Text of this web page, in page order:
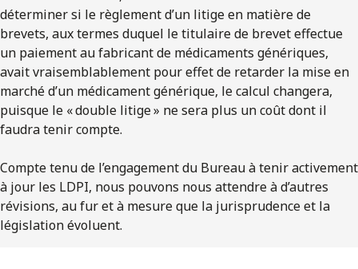
déterminer si le règlement d’un litige en matière de
brevets, aux termes duquel le titulaire de brevet effectue
un paiement au fabricant de médicaments génériques,
avait vraisemblablement pour effet de retarder la mise en
marché d’un médicament générique, le calcul changera,
puisque le « double litige » ne sera plus un coût dont il
faudra tenir compte.
Compte tenu de l’engagement du Bureau à tenir activement
à jour les LDPI, nous pouvons nous attendre à d’autres
révisions, au fur et à mesure que la jurisprudence et la
législation évoluent.